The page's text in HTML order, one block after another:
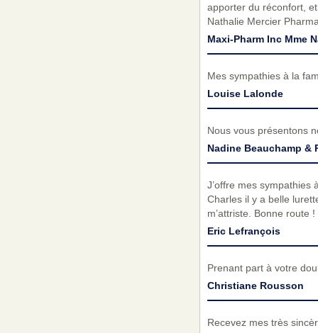
apporter du réconfort,
Nathalie Mercier
Maxi-Pharm Inc Mme
Mes sympathies à la
Louise Lalonde
Nous vous présentons
Nadine Beauchamp &
J’offre mes sympathies
Charles il y a belle
m’attriste. Bonne route !
Eric Lefrançois
Prenant part à votre
Christiane Rousson
Recevez mes très